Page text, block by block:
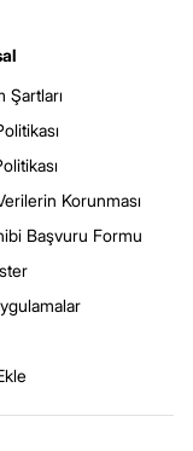
Şartları
Korunması
Başvuru Formu